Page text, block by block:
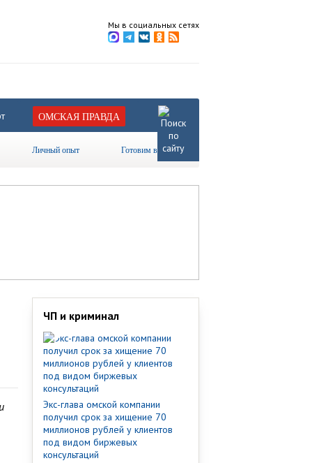
Мы в социальных сетях
ОМСКАЯ ПРАВДА
Личный опыт Готовим вместе
ЧП и криминал
Экс-глава омской компании
получил срок за хищение 70
миллионов рублей у клиентов
под видом биржевых
консультаций